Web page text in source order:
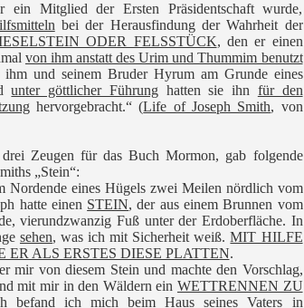
ein Mitglied der Ersten Präsidentschaft wurde,
bei der Herausfindung der Wahrheit der
ODER FELSSTÜCK, den er einen
von ihm anstatt des Urim und Thummim benutzt
und seinem Bruder Hyrum am Grunde eines
unter göttlicher Führunghatten sie ihn für den
hervorgebracht.“ (Life of Joseph Smith, von
Zeugen für das Buch Mormon, gab folgende
„Stein“:
Nordende eines Hügels zwei Meilen nördlich vom
hatte einen STEIN, der aus einem Brunnen vom
vierundzwanzig Fuß unter der Erdoberfläche. In
sehen, was ich mit Sicherheit weiß.MIT HILFE
ER ALS ERSTES DIESE PLATTEN.
mir von diesem Stein und machte den Vorschlag,
mit mir in den Wäldern ein WETTRENNEN ZU
befand ich mich beim Haus seines Vaters in